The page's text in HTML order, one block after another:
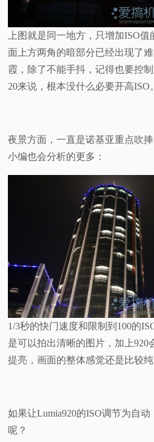
上图就是同一地方，只增加ISO
面上方两角的暗部分已经出现了
霞，除了不能手抖，记得也要控
20来说，根本没什么必要开高ISO。
夜景方面，一直是诺基亚重点吹
小编也会分析的更多：
1/3秒的快门速度和限制到100的
是可以拍出清晰的图片，加上920
提亮，画面的整体感觉还是比较纯
如果让Lumia920的ISO调节为自
呢？